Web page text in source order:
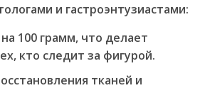
и гастроэнтузиастами:
100 грамм, что делает
кто следит за фигурой.
тканей и